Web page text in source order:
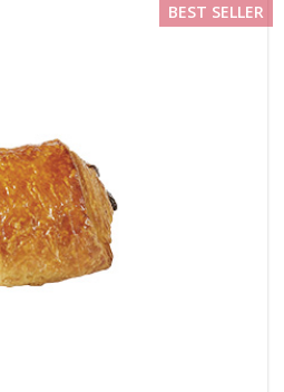
BEST SELLER